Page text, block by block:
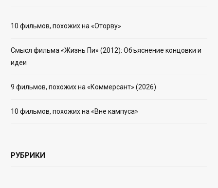
10 фильмов, похожих на «Оторву»
Смысл фильма «Жизнь Пи» (2012): Объяснение концовки и
идеи
9 фильмов, похожих на «Коммерсант» (2026)
10 фильмов, похожих на «Вне кампуса»
РУБРИКИ